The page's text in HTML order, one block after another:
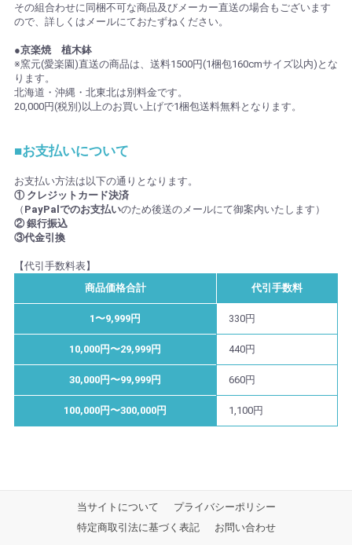
その組合わせに同梱不可な商品及びメーカー直送の場合もございます
ので、詳しくはメールにておたずねください。
●京楽焼 植木鉢
※窯元(愛楽園)直送の商品は、送料1500円(1梱包160cmサイズ以内)とな
ります。
北海道・沖縄・北東北は別料金です。
20,000円(税別)以上のお買い上げで1梱包送料無料となります。
■お支払いについて
お支払い方法は以下の通りとなります。
① クレジットカード決済
（ PayPalでのお支払いのため後送のメールにて御案内いたします）
② 銀行振込
③代金引換
【代引手数料表】
商品価格合計
代引手数料
1〜9,999円 330円
10,000円〜29,999円 440円
30,000円〜99,999円 660円
100,000円〜300,000円 1,100円
当サイトについて
プライバシーポリシー
特定商取引法に基づく表記
お問い合わせ